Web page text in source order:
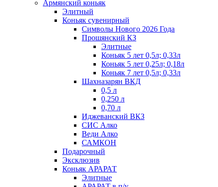
Армянский коньяк
Элитный
Коньяк сувенирный
Символы Нового 2026 Года
Прошянский КЗ
Элитные
Коньяк 5 лет 0,5л; 0,33л
Коньяк 5 лет 0,25л; 0,18л
Коньяк 7 лет 0,5л; 0,33л
Шахназарян ВКД
0,5 л
0,250 л
0,70 л
Иджеванский ВКЗ
СИС Алко
Веди Алко
САМКОН
Подарочный
Эксклюзив
Коньяк АРАРАТ
Элитные